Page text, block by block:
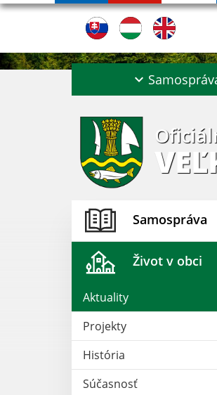
Samospráva
Život v obci
Aktuality
Projekty
História
Súčasnosť